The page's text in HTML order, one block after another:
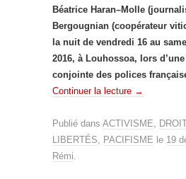
Béatrice Haran–Molle
Bergougnian (coopérateur
la nuit de vendredi 16 au
2016, à Louhossoa, lors
conjointe des polices
Continuer la lecture →
Publié dans ACTIVISME
LIBERTÉS
PACIFISME le 19
Rémi